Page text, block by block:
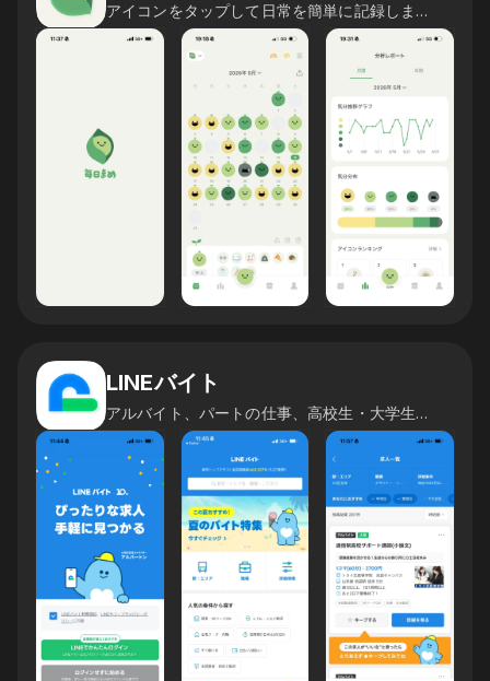
アイコンをタップして日常を簡単に記録しましょう！
LINEバイト
アルバイト、パートの仕事、高校生・大学生・フリーター